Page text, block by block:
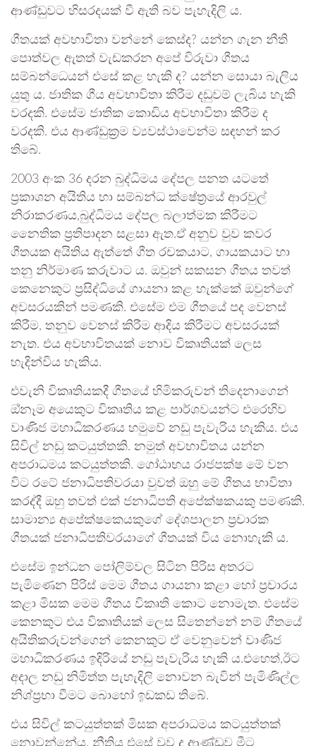
ආණ්ඩුවට හිසරදයක් වී ඇති බව පැහැදිලි ය.
ගීතයක් අවභාවිතා වන්නේ කෙස්ද? යන්න ගැන නීති
පොත්වල ඇතත් වැඩකරන අපේ විරුවා ගීතය
සම්බන්ධෙයන් එසේ කළ හැකි ද? යන්න සොයා බැලිය
යුතු ය. ජාතික ගීය අවභාවිතා කිරීම දඩුවම් ලැබිය හැකි
වරදකි. එසේම ජාතික කොඩිය අවභාවිතා කිරීම ද
වරදකි. එය ආණ්ඩුක‍්‍රම ව්‍යවස්ථාවෙන්ම සඳහන් කර
තිබේ.
2003 අංක 36 දරන බුද්ධිමය දේපල පනත යටතේ
ප්‍රකාශන අයිතිය හා සම්බන්ධ ක්ෂේත්‍රයේ ආරවුල්
නිරාකරණය,බුද්ධිමය දේපල බලාත්මක කිරීමට
නෛතික ප්‍රතිපාදන සළසා ඇත.ඒ අනුව වුව කවර
ගීතයක අයිතිය ඇත්තේ ගීත රචකයාට, ගායකයාට හා
තනු නිර්මාණ කරුවාට ය. ඔවුන් සකසන ගීතය තවත්
කෙනෙකුට ප්‍රසිද්ධියේ ගායනා කළ හැක්කේ ඔවුන්ගේ
අවසරයකින් පමණකි. එසේම එම ගීතයේ පද වෙනස්
කිරීම, තනුව වෙනස් කිරීම ආදිය කිරීමට අවසරයක්
නැත. එය අවභාවිතයක් නොව විකෘතියක් ලෙස
හැදින්විය හැකිය.
එවැනි විකෘතියකදී ගීතයේ හිමිකරුවන් තිදෙනාගෙන්
ඔ්නෑම අයෙකුට විකෘතිය කළ පාර්ශවයන්ට එරෙහිව
වාණිජ මහාධිකරණය හමුවේ නඩු පැවැරිය හැකිය. එය
සිවිල් නඩු කටයුත්තකි. නමුත් අවභාවිතය යන්න
අපරාධමය කටයුත්තකි. ගෝඨාභය රාජපක්ෂ මේ වන
විට රටේ ජනාධිපතිවරයා වුවත් ඔහු මේ ගීතය භාවිතා
කරද්දී ඔහු තවත් එක් ජනාධිපති අපේක්ෂකයකු පමණකි.
සාමාන්‍ය අපේක්ෂකෙයකුගේ දේශපාලන ප‍්‍රචාරක
ගීතයක් ජනාධිපතිවරයාගේ ගීතයක් විය නොහැකි ය.
එසේම ඉන්ධන පෝලිම්වල සිටින පිරිස අතරට
පැමිණෙන පිරිස් මෙම ගීතය ගායනා කළා හෝ ප‍්‍රචාරය
කළා මිසක මෙම ගීතය විකෘති කොට නොමැත. එසේම
කෙනකුට එය විකෘතියක් ලෙස සිතෙන්නේ නම් ගීතයේ
අයිතිකරුවන්ගෙන් කෙනකුට ඒ වෙනුවෙන් වාණිජ
මහාධිකරණය ඉදිරියේ නඩු පැවැරිය හැකි ය.එහෙත්,ඊට
අදාල නඩු නිමිත්ත පැහැදිලි නොවන බැවින් පැමිණිල්ල
නිශ්ප්‍රභා වීමට බොහෝ ඉඩකඩ තිබේ.
එය සිවිල් කටයුත්තක් මිසක අපරාධමය කටයුත්තක්
නොවන්නේය. නීතිය එසේ වුව ද ආණ්ඩුව මීට